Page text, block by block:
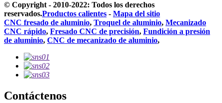
© Copyright - 2010-2022: Todos los derechos
reservados.Productos calientes - Mapa del sitio
CNC fresado de aluminio, Troquel de aluminio, Mecanizado
CNC rápido, Fresado CNC de precisión, Fundición a presión
de aluminio, CNC de mecanizado de aluminio,
Contáctenos